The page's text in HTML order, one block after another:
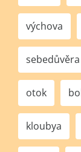
výchova
sebedůvěra
otok
kloubya